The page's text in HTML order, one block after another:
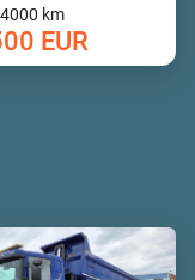
km
EUR